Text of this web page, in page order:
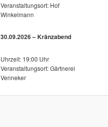
Veranstaltungsort: Hof
Winkelmann
30.09.2026 – Kränzabend
Uhrzeit: 19:00 Uhr
Veranstaltungsort: Gärtnerei
Venneker